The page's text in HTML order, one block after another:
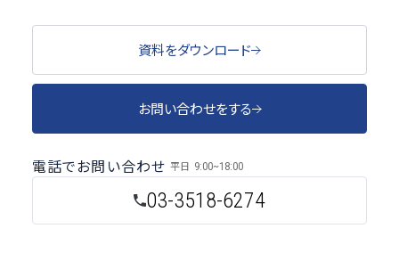
資料をダウンロード
お問い合わせをする
03-3518-6274
電話でお問い合わせ 平日 9:00~18:00